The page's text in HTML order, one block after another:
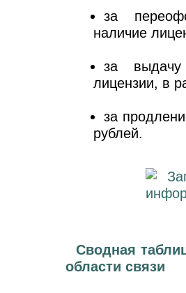
за
наличие
за выдачу
лицензии, в
за
рублей.
Сводная
области связи